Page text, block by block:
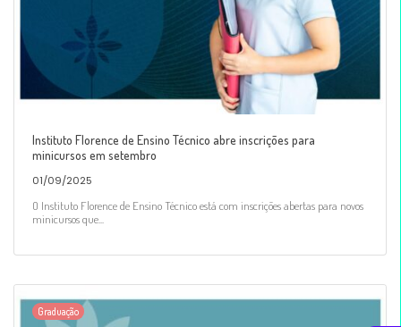
Instituto Florence de Ensino Técnico abre inscrições para
minicursos em setembro
01/09/2025
O Instituto Florence de Ensino Técnico está com inscrições abertas para novos
minicursos que...
Graduação